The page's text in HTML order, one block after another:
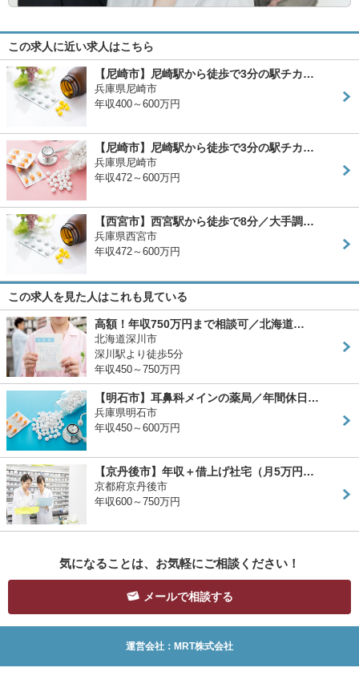
この求人に近い求人はこちら
【尼崎市】尼崎駅から徒歩で3分の駅チカ…
兵庫県尼崎市
年収400～600万円
【尼崎市】尼崎駅から徒歩で3分の駅チカ…
兵庫県尼崎市
年収472～600万円
【西宮市】西宮駅から徒歩で8分／大手調…
兵庫県西宮市
年収472～600万円
この求人を見た人はこれも見ている
高額！年収750万円まで相談可／北海道…
北海道深川市
深川駅より徒歩5分
年収450～750万円
【明石市】耳鼻科メインの薬局／年間休日…
兵庫県明石市
年収450～600万円
【京丹後市】年収＋借上げ社宅（月5万円…
京都府京丹後市
年収600～750万円
気になることは、お気軽にご相談ください！
メールで相談する
運営会社：MRT株式会社